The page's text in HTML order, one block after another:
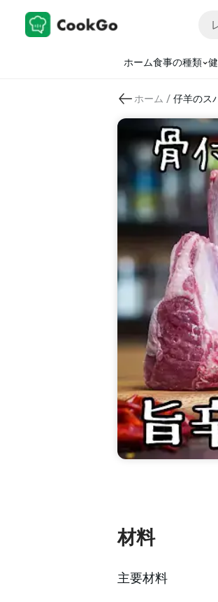
ホーム食事の種類
ホーム / 仔羊のス
材料
主要材料